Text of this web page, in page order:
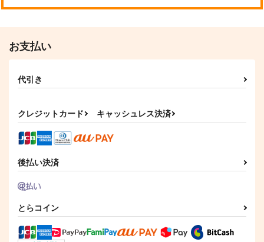
お支払い
代引き
クレジットカード キャッシュレス決済
後払い決済
とらコイン